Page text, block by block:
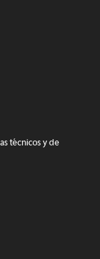
técnicos y de